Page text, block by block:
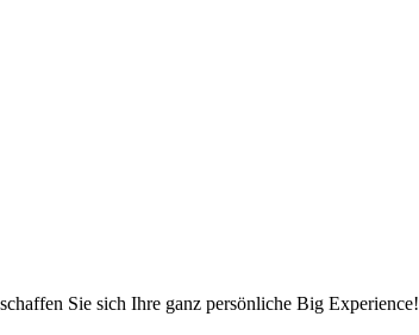
Sie sich Ihre ganz persönliche Big Experience!